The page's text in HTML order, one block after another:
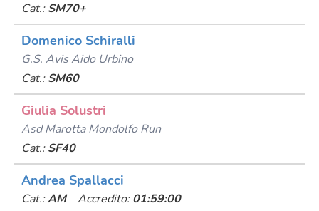
Cat.: SM70+
Domenico Schiralli
G.s. Avis Aido Urbino
Cat.: SM60
Giulia Solustri
Asd Marotta Mondolfo Run
Cat.: SF40
Andrea Spallacci
Cat.:AM Accredito: 01:59:00